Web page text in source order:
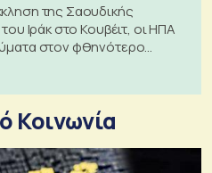
της Σαουδικής
Ιράκ στο Κουβέιτ, οι ΗΠΑ
στον φθηνότερο
Κοινωνία